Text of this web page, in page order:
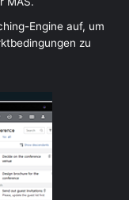
Engine auf, um
zu